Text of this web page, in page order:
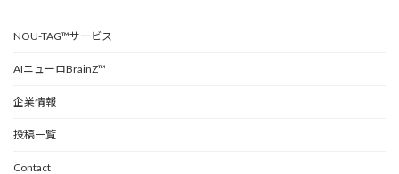
NOU-TAG™サービス
AIニューロBrainZ™
企業情報
投稿一覧
Contact